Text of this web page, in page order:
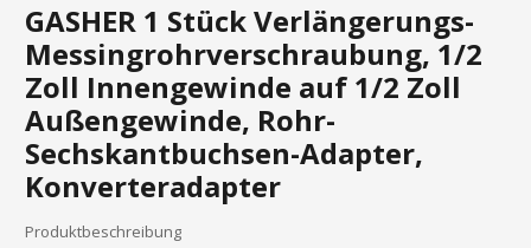
GASHER 1 Stück Verlängerungs-
Messingrohrverschraubung, 1/2
Zoll Innengewinde auf 1/2 Zoll
Außengewinde, Rohr-
Sechskantbuchsen-Adapter,
Konverteradapter
Produktbeschreibung